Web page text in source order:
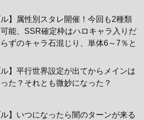
ル】属性別スタレ開催！今回も2種類
能、SSR確定枠はハロキャラ入りだ
ずのキャラ石混じり、単体6～7％と
ル】平行世界設定が出てからメインは
た？それとも微妙になった？
ル】いつになったら闇のターンが来る